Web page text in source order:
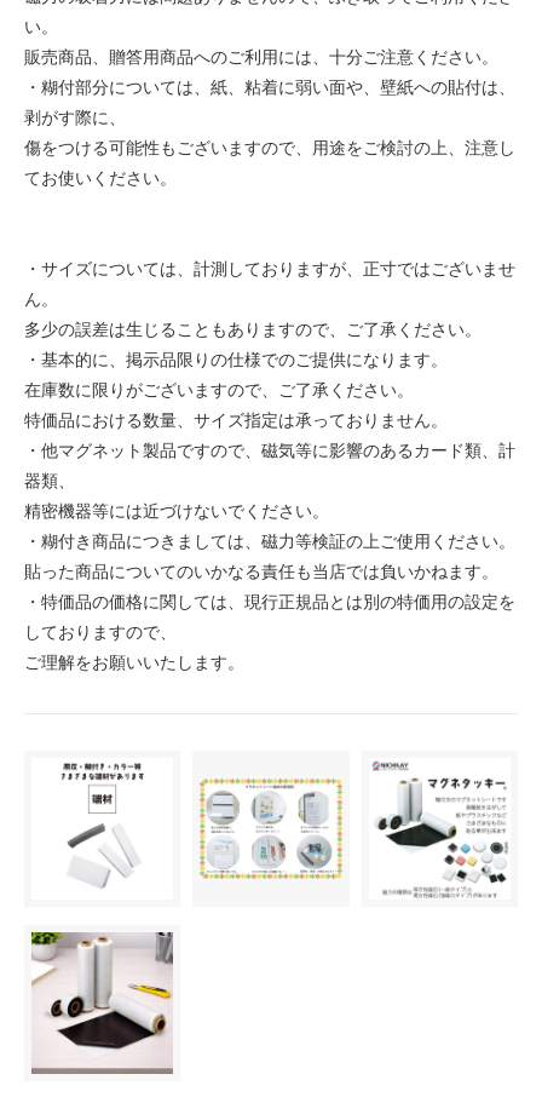
い。
販売商品、贈答用商品へのご利用には、十分ご注意ください。
・糊付部分については、紙、粘着に弱い面や、壁紙への貼付は、
剥がす際に、
傷をつける可能性もございますので、用途をご検討の上、注意し
てお使いください。
・サイズについては、計測しておりますが、正寸ではございませ
ん。
多少の誤差は生じることもありますので、ご了承ください。
・基本的に、掲示品限りの仕様でのご提供になります。
在庫数に限りがございますので、ご了承ください。
特価品における数量、サイズ指定は承っておりません。
・他マグネット製品ですので、磁気等に影響のあるカード類、計
器類、
精密機器等には近づけないでください。
・糊付き商品につきましては、磁力等検証の上ご使用ください。
貼った商品についてのいかなる責任も当店では負いかねます。
・特価品の価格に関しては、現行正規品とは別の特価用の設定を
しておりますので、
ご理解をお願いいたします。